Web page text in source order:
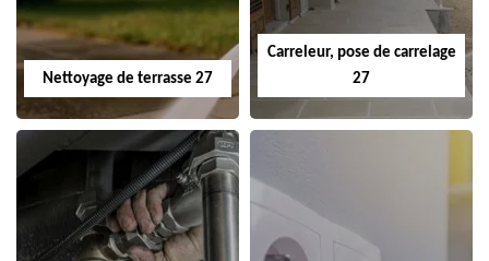
Nettoyage de terrasse 27
Carreleur, pose de carrelage
27